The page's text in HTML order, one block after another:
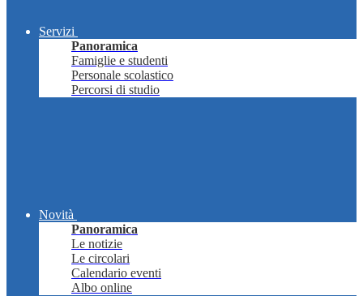
Servizi
Panoramica
Famiglie e studenti
Personale scolastico
Percorsi di studio
Novità
Panoramica
Le notizie
Le circolari
Calendario eventi
Albo online